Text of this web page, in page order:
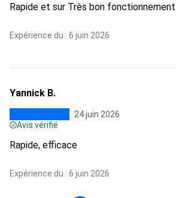
Rapide et sur Très bon fonctionnement
Expérience du : 6 juin 2026
Yannick B.
24 juin 2026
Avis vérifié
Rapide, efficace
Expérience du : 6 juin 2026